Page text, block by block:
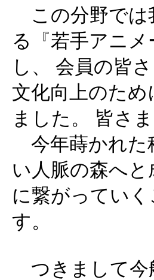
この分野では
る『若手アニ
し、 会員の皆
文化向上のた
ました。 皆さ
今年蒔かれた
い人脈の森へ
に繋がってい
す。
つきまして今